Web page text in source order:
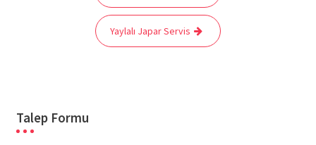
Yaylalı Japar Servis
Talep Formu